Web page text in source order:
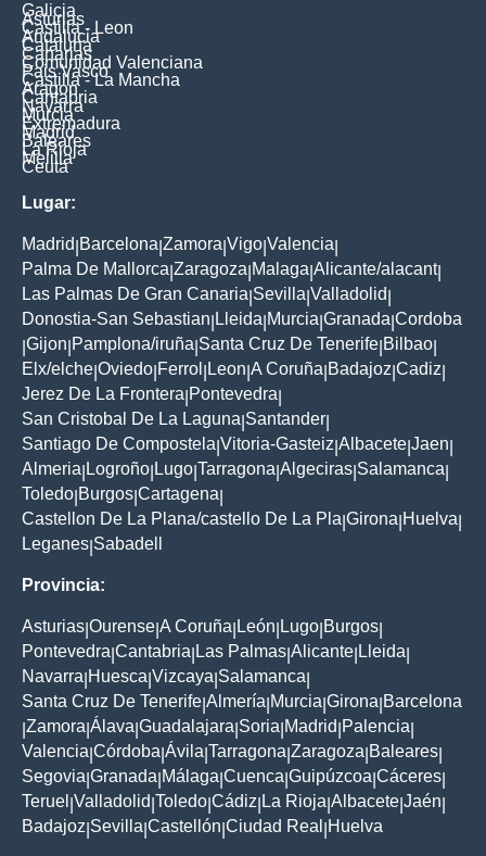
Galicia
Asturias
Castilla - Leon
Andalucia
Cataluna
Canarias
Comunidad Valenciana
Pais Vasco
Castilla - La Mancha
Aragon
Cantabria
Navarra
Murcia
Extremadura
Madrid
Baleares
La Rioja
Melilla
Ceuta
Lugar:
Madrid Barcelona Zamora Vigo Valencia
Palma De Mallorca Zaragoza Malaga Alicante/alacant|
Las Palmas De Gran Canaria Sevilla Valladolid
Donostia-San Sebastian Lleida Murcia Granada Cordoba
Gijon Pamplona/iruña Santa Cruz De Tenerife Bilbao
Elx/elche Oviedo Ferrol Leon A Coruña Badajoz Cadiz
Jerez De La Frontera Pontevedra
San Cristobal De La Laguna Santander
Santiago De Compostela Vitoria-Gasteiz Albacete Jaen
Almeria Logroño Lugo Tarragona Algeciras Salamanca
Toledo Burgos Cartagena
Castellon De La Plana/castello De La Pla Girona Huelva
Leganes Sabadell
Provincia:
Asturias Ourense A Coruña León Lugo Burgos
Pontevedra Cantabria Las Palmas Alicante Lleida
Navarra Huesca Vizcaya Salamanca
Santa Cruz De Tenerife Almería Murcia Girona Barcelona
Zamora Álava Guadalajara Soria Madrid Palencia
Valencia Córdoba Ávila Tarragona Zaragoza Baleares
Segovia Granada Málaga Cuenca Guipúzcoa Cáceres
Teruel Valladolid Toledo Cádiz La Rioja Albacete Jaén
Badajoz Sevilla Castellón Ciudad Real Huelva